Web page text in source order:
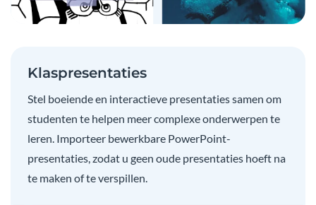
Klaspresentaties
Stel boeiende en interactieve presentaties samen om
studenten te helpen meer complexe onderwerpen te
leren. Importeer bewerkbare PowerPoint-
presentaties, zodat u geen oude presentaties hoeft na
te maken of te verspillen.